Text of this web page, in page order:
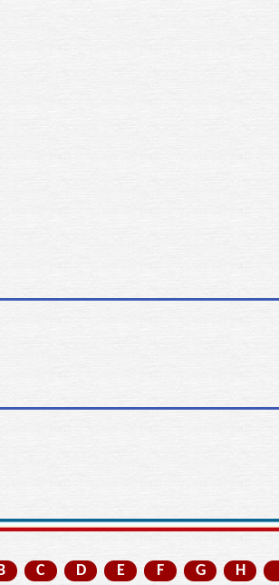
C D E F G H